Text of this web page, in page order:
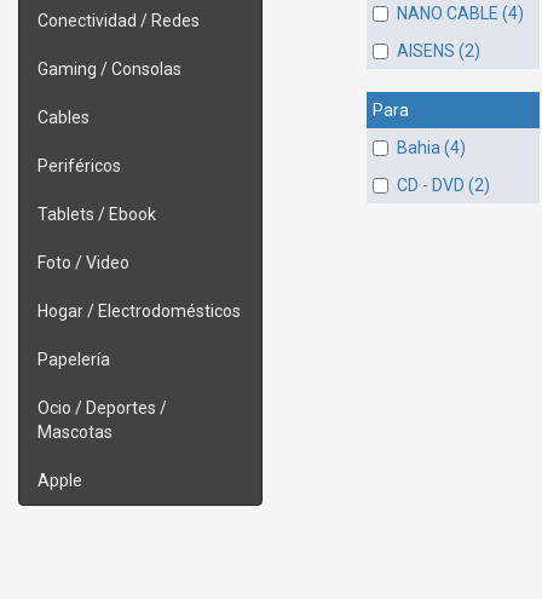
Conectividad / Redes
Gaming / Consolas
Cables
Periféricos
Tablets / Ebook
Foto / Video
Hogar / Electrodomésticos
Papelería
Ocio / Deportes /
Mascotas
Apple
NANO CABLE (4)
AISENS (2)
Para
Bahia (4)
CD - DVD (2)